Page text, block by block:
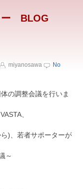
ー BLOG
miyanosawa
No
の調整会議を行いま
、
)、若者サポーターが
～